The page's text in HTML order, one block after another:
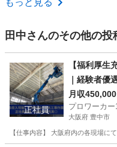
田中さんのその他の投
正社員
【福利厚生
｜経験者優
月収
プロワーカー
大阪府 豊中市
【仕事内容】 大阪府内の各現場に